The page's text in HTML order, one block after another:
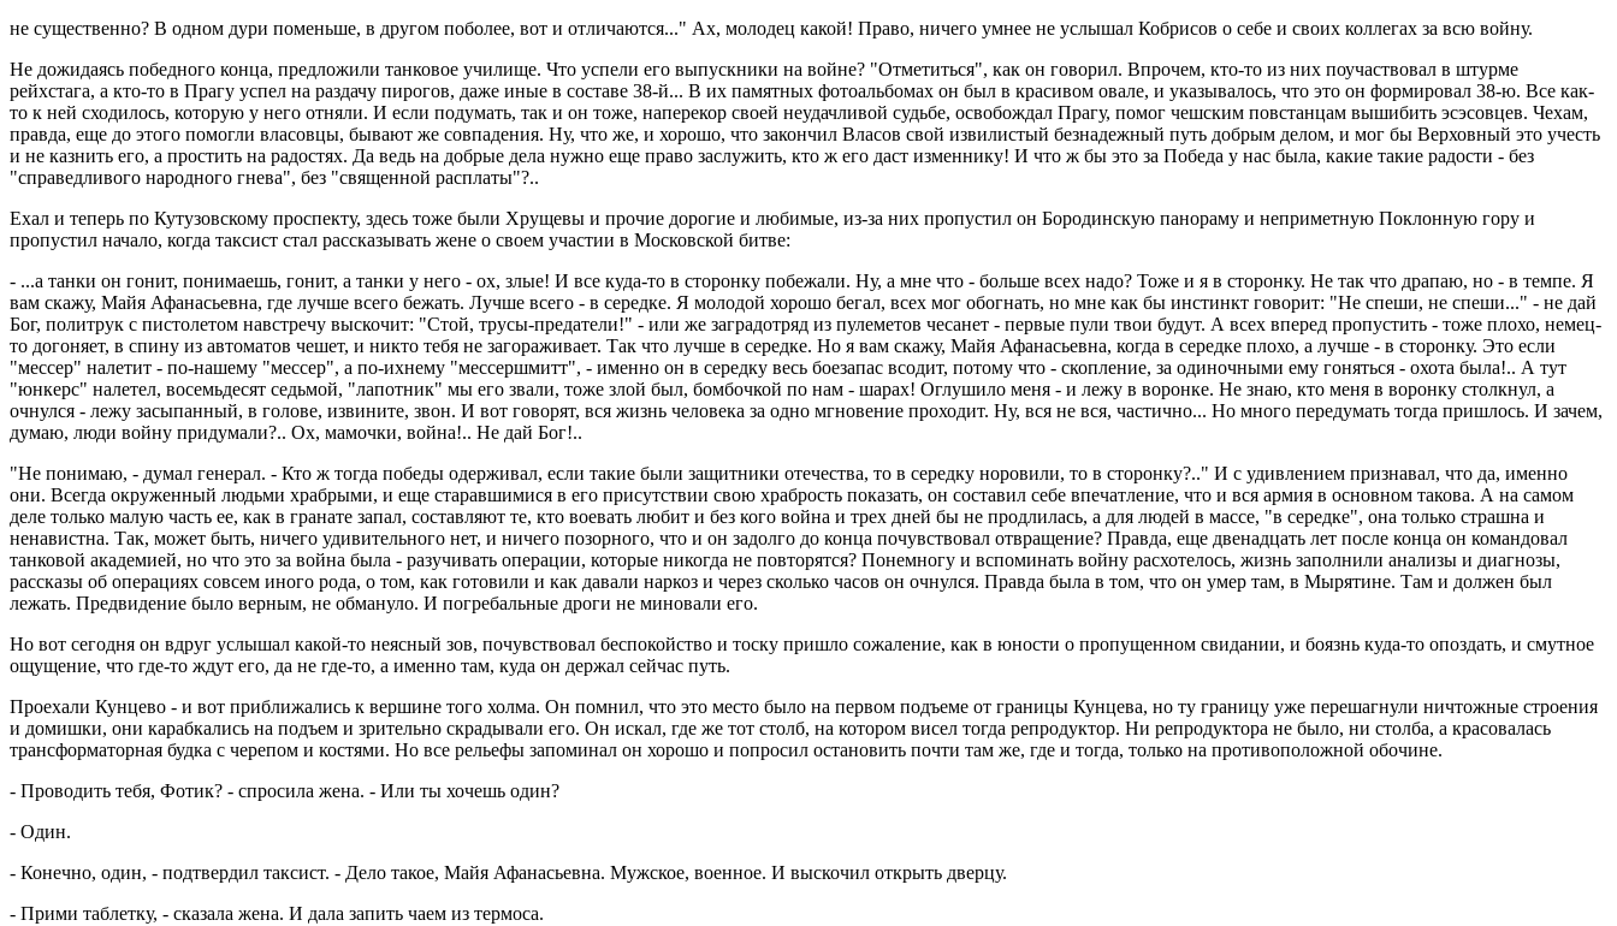
не существенно? В одном дури поменьше, в другом поболее, вот и отличаются..." Ах, молодец какой! Право, ничего умнее не услышал Кобрисов о себе и своих коллегах за всю войну.
Не дожидаясь победного конца, предложили танковое училище. Что успели его выпускники на войне? "Отметиться", как он говорил. Впрочем, кто-то из них поучаствовал в штурме
рейхстага, а кто-то в Прагу успел на раздачу пирогов, даже иные в составе 38-й... В их памятных фотоальбомах он был в красивом овале, и указывалось, что это он формировал 38-ю. Все как-
то к ней сходилось, которую у него отняли. И если подумать, так и он тоже, наперекор своей неудачливой судьбе, освобождал Прагу, помог чешским повстанцам вышибить эсэсовцев. Чехам,
правда, еще до этого помогли власовцы, бывают же совпадения. Ну, что же, и хорошо, что закончил Власов свой извилистый безнадежный путь добрым делом, и мог бы Верховный это учесть
и не казнить его, а простить на радостях. Да ведь на добрые дела нужно еще право заслужить, кто ж его даст изменнику! И что ж бы это за Победа у нас была, какие такие радости - без
"справедливого народного гнева", без "священной расплаты"?..
Ехал и теперь по Кутузовскому проспекту, здесь тоже были Хрущевы и прочие дорогие и любимые, из-за них пропустил он Бородинскую панораму и неприметную Поклонную гору и
пропустил начало, когда таксист стал рассказывать жене о своем участии в Московской битве:
- ...а танки он гонит, понимаешь, гонит, а танки у него - ох, злые! И все куда-то в сторонку побежали. Ну, а мне что - больше всех надо? Тоже и я в сторонку. Не так что драпаю, но - в темпе. Я
вам скажу, Майя Афанасьевна, где лучше всего бежать. Лучше всего - в середке. Я молодой хорошо бегал, всех мог обогнать, но мне как бы инстинкт говорит: "Не спеши, не спеши..." - не дай
Бог, политрук с пистолетом навстречу выскочит: "Стой, трусы-предатели!" - или же заградотряд из пулеметов чесанет - первые пули твои будут. А всех вперед пропустить - тоже плохо, немец-
то догоняет, в спину из автоматов чешет, и никто тебя не загораживает. Так что лучше в середке. Но я вам скажу, Майя Афанасьевна, когда в середке плохо, а лучше - в сторонку. Это если
"мессер" налетит - по-нашему "мессер", а по-ихнему "мессершмитт", - именно он в середку весь боезапас всодит, потому что - скопление, за одиночными ему гоняться - охота была!.. А тут
"юнкерc" налетел, восемьдесят седьмой, "лапотник" мы его звали, тоже злой был, бомбочкой по нам - шарах! Оглушило меня - и лежу в воронке. Не знаю, кто меня в воронку столкнул, а
очнулся - лежу засыпанный, в голове, извините, звон. И вот говорят, вся жизнь человека за одно мгновение проходит. Ну, вся не вся, частично... Но много передумать тогда пришлось. И зачем,
думаю, люди войну придумали?.. Ох, мамочки, война!.. Не дай Бог!..
"Не понимаю, - думал генерал. - Кто ж тогда победы одерживал, если такие были защитники отечества, то в середку норовили, то в сторонку?.." И с удивлением признавал, что да, именно
они. Всегда окруженный людьми храбрыми, и еще старавшимися в его присутствии свою храбрость показать, он составил себе впечатление, что и вся армия в основном такова. А на самом
деле только малую часть ее, как в гранате запал, составляют те, кто воевать любит и без кого война и трех дней бы не продлилась, а для людей в массе, "в середке", она только страшна и
ненавистна. Так, может быть, ничего удивительного нет, и ничего позорного, что и он задолго до конца почувствовал отвращение? Правда, еще двенадцать лет после конца он командовал
танковой академией, но что это за война была - разучивать операции, которые никогда не повторятся? Понемногу и вспоминать войну расхотелось, жизнь заполнили анализы и диагнозы,
рассказы об операциях совсем иного рода, о том, как готовили и как давали наркоз и через сколько часов он очнулся. Правда была в том, что он умер там, в Мырятине. Там и должен был
лежать. Предвидение было верным, не обмануло. И погребальные дроги не миновали его.
Но вот сегодня он вдруг услышал какой-то неясный зов, почувствовал беспокойство и тоску пришло сожаление, как в юности о пропущенном свидании, и боязнь куда-то опоздать, и смутное
ощущение, что где-то ждут его, да не где-то, а именно там, куда он держал сейчас путь.
Проехали Кунцево - и вот приближались к вершине того холма. Он помнил, что это место было на первом подъеме от границы Кунцева, но ту границу уже перешагнули ничтожные строения
и домишки, они карабкались на подъем и зрительно скрадывали его. Он искал, где же тот столб, на котором висел тогда репродуктор. Ни репродуктора не было, ни столба, а красовалась
трансформаторная будка с черепом и костями. Но все рельефы запоминал он хорошо и попросил остановить почти там же, где и тогда, только на противоположной обочине.
- Проводить тебя, Фотик? - спросила жена. - Или ты хочешь один?
- Один.
- Конечно, один, - подтвердил таксист. - Дело такое, Майя Афанасьевна. Мужское, военное. И выскочил открыть дверцу.
- Прими таблетку, - сказала жена. И дала запить чаем из термоса.